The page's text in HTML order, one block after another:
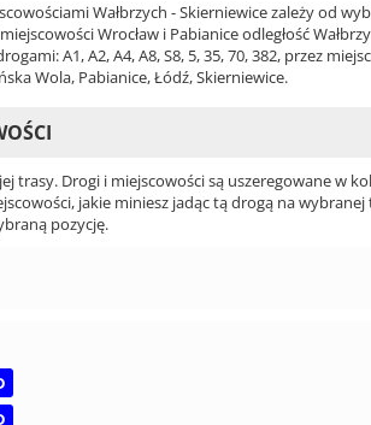
Wałbrzych - Skierniewice zależy od
Wrocław i Pabianice odległość
A1, A2, A4, A8, S8, 5, 35, 70, 382, przez
Wola, Pabianice, Łódź, Skierniewice.
trasy. Drogi i miejscowości są uszeregowane w
jakie miniesz jadąc tą drogą na wybranej
pozycję.